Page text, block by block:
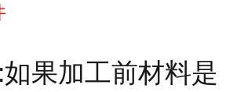
果加工前材料是